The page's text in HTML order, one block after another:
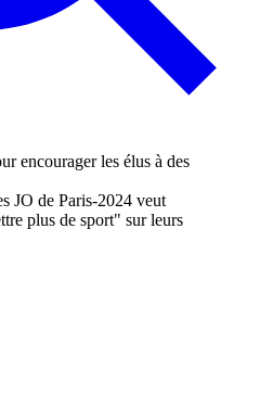
JO de Paris-2024 veut
plus de sport" sur leurs